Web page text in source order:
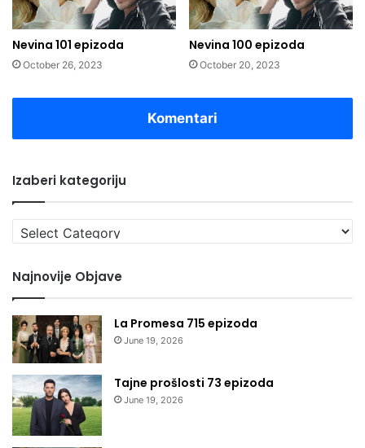
Nevina 101 epizoda
October 26, 2023
Nevina 100 epizoda
October 20, 2023
Komentari
Izaberi kategoriju
Izaberi
kategoriju
Najnovije Objave
La Promesa 715 epizoda
June 19, 2026
Tajne prošlosti 73 epizoda
June 19, 2026